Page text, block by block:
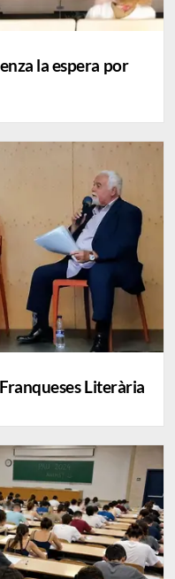
la espera por
Literària